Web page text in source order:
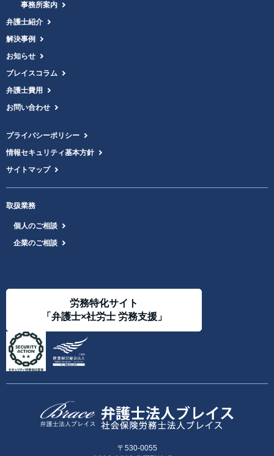
事務所案内
弁護士紹介
解決事例
お知らせ
ブレイスコラム
弁護士費用
お問い合わせ
プライバシーポリシー
情報セキュリティ基本方針
サイトマップ
取扱業務
個人のご相談
企業のご相談
労務特化サイト
「弁護士×社労士 労務支援」
〒530-0055